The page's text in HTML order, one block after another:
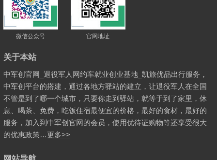
微信公众号 官网地址
关于本站
中军创官网_退役军人网约车就业创业基地_凯旅优品出行服务，
中军创平台的搭建，通过各地方驿站的建立，让退役军人在全国
不管是到了哪一个城市，只要你走到驿站，就等于到了家里，休
息、喝茶、免费，吃饭住宿最便宜的价格，最好的食材，最好的
服务，加入到中军创官网的会员，使用优待证购物等还享受很大
的优惠政策…更多>>